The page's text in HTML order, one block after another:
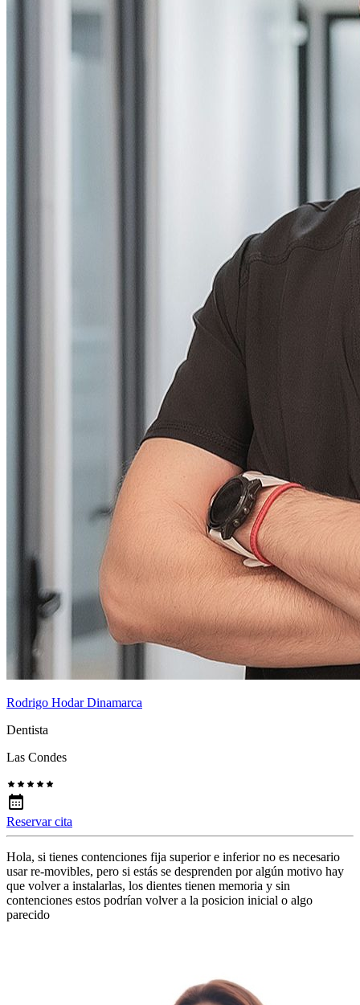
Rodrigo Hodar Dinamarca
Dentista
Las Condes
Reservar cita
Hola, si tienes contenciones fija superior e inferior no es necesario
usar re-movibles, pero si estás se desprenden por algún motivo hay
que volver a instalarlas, los dientes tienen memoria y sin
contenciones estos podrían volver a la posicion inicial o algo
parecido